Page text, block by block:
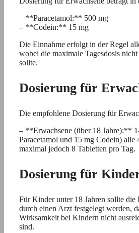
– **Paracetamol:** 500 mg
– **Codein:** 15 mg
Die Einnahme erfolgt in der Regel
wobei die maximale Tagesdosis
sollte.
Dosierung für
Die empfohlene Dosierung für
– **Erwachsene (über 18 Jahre):**
Paracetamol und 15 mg Codein) alle
maximal jedoch 8 Tabletten pro Tag.
Dosierung für
Für Kinder unter 18 Jahren sollte
durch einen Arzt festgelegt werden,
Wirksamkeit bei Kindern nicht
sind.